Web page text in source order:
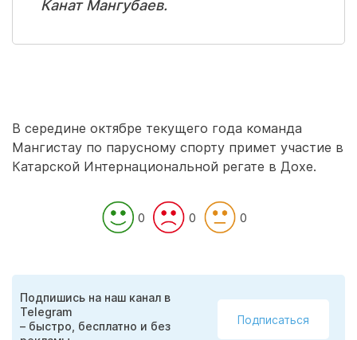
Канат Мангубаев.
В середине октябре текущего года команда
Мангистау по парусному спорту примет участие в
Катарской Интернациональной регате в Дохе.
0 0 0
Подпишись на наш канал в
Telegram
– быстро, бесплатно и без
Подписаться